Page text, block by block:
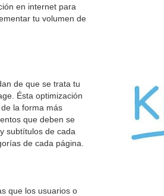
en internet para
tu volumen de
de que se trata tu
Ésta optimización
la forma más
que deben se
subtítulos de cada
de cada página.
que los usuarios o